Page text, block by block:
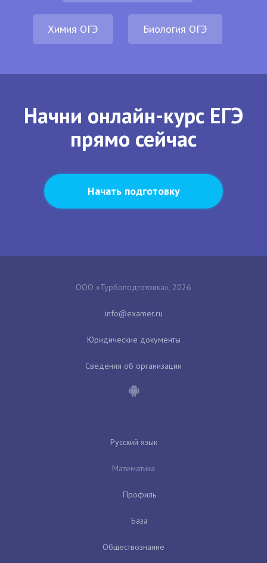
Химия ОГЭ Биология ОГЭ
Начни онлайн-курс ЕГЭ
прямо сейчас
Начать подготовку
ООО «Турбоподготовка», 2026
Юридические документы
Сведения об организации
Русский язык
Математика
Профиль
База
Обществознание